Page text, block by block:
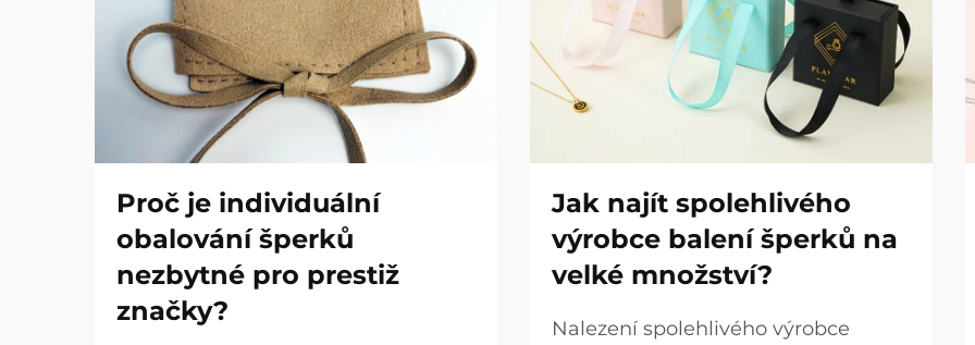
Proč je individuální
obalování šperků
nezbytné pro prestiž
značky?
Jak najít spolehlivého
výrobce balení šperků na
velké množství?
Nalezení spolehlivého výrobce